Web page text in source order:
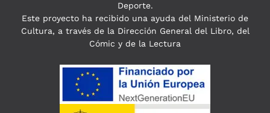
Deporte.
Este proyecto ha recibido una ayuda del Ministerio de
Cultura, a través de la Dirección General del Libro, del
Cómic y de la Lectura